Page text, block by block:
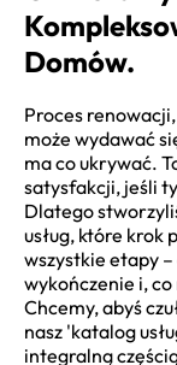
Domów.
Proces
może wydawać
ma co ukrywać.
satysfakcji, jeśli
Dlatego
usług, które krok
wszystkie etapy
wykończenie i,
Chcemy, abyś
nasz 'katalog
integralną